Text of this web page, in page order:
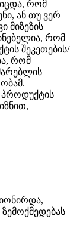
რომ
ან თუ ვერ
მიზეზის
რომ
შეკეთების/
რომ
პროდუქტის